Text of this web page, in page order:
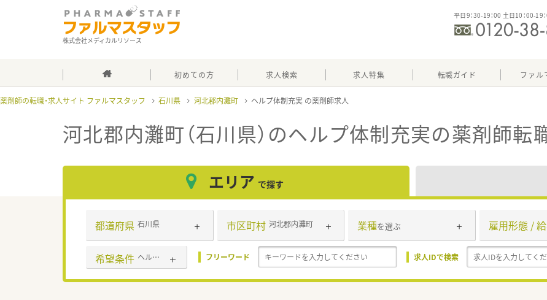
株式会社メディカルリソース
平日9：30-19：00 土日10：00-19
初めての方 求人検索 求人特集 転職ガイド ファル
薬剤師の転職・求人サイト ファルマスタッフ 石川県 河北郡内灘町 ヘルプ体制充実
河北郡内灘町（石川県）のヘルプ体制充実の薬剤師転
エリア で探す
都道府県 石川県 市区町村 河北郡内灘町 業種を選ぶ 雇用形態 /
希望条件 ヘルプ体制充実 フリーワード 求人IDで検索